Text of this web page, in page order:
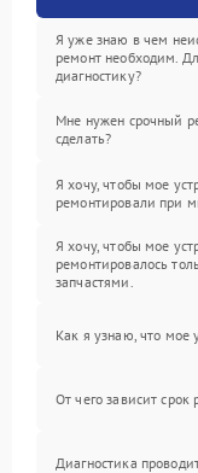
Я уже знаю в чем
ремонт необходим.
диагностику?
Мне нужен срочный
сделать?
Я хочу, чтобы мое
ремонтировали при
Я хочу, чтобы мое
ремонтировалось
запчастями.
Как я узнаю, что мое
От чего зависит срок
Диагностика